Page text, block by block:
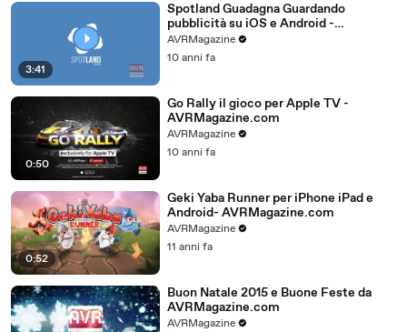
3:41
Spotland Guadagna Guardando
pubblicità su iOS e Android -
AVRMagazine.com
AVRMagazine
10 anni fa
0:50
Go Rally il gioco per Apple TV -
AVRMagazine.com
AVRMagazine
10 anni fa
0:52
Geki Yaba Runner per iPhone iPad e
Android- AVRMagazine.com
AVRMagazine
11 anni fa
Buon Natale 2015 e Buone Feste da
AVRMagazine.com
AVRMagazine